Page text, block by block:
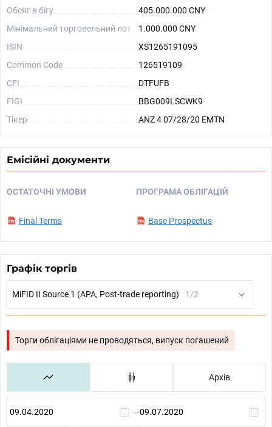
Обсяг в бігу
405.000.000 CNY
Мінімальний торговельний лот
1.000.000 CNY
ISIN
XS1265191095
Common Code
126519109
CFI
DTFUFB
FIGI
BBG009LSCWK9
Тікер
ANZ 4 07/28/20 EMTN
Емісійні документи
ОСТАТОЧНІ УМОВИ
Final Terms
ПРОГРАМА ОБЛІГАЦІЙ
Base Prospectus
Графік торгів
MiFID II Source 1 (APA, Post-trade reporting) 1/2
Торги облігаціями не проводяться, випуск погашений
Архів
—